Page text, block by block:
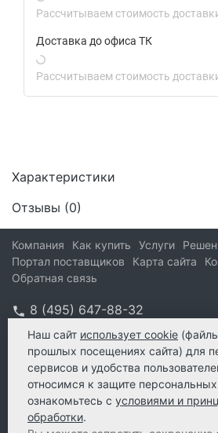
Рассчитываем стоимость
Доставка до офиса ТК
Рассчитываем стоимость
Характеристики
Отзывы (0)
Компания Как купить Услуги
Портал поставщиков
Карта сайта
Обратная связь
8 (495) 647-88-32
info@kform.ru
info@kform.ru
e-mail
Наш сайт использует cookie
прошлых посещениях сайта) для
сервисов и удобства
относимся к защите
ознакомьтесь с условиями и
обработки.